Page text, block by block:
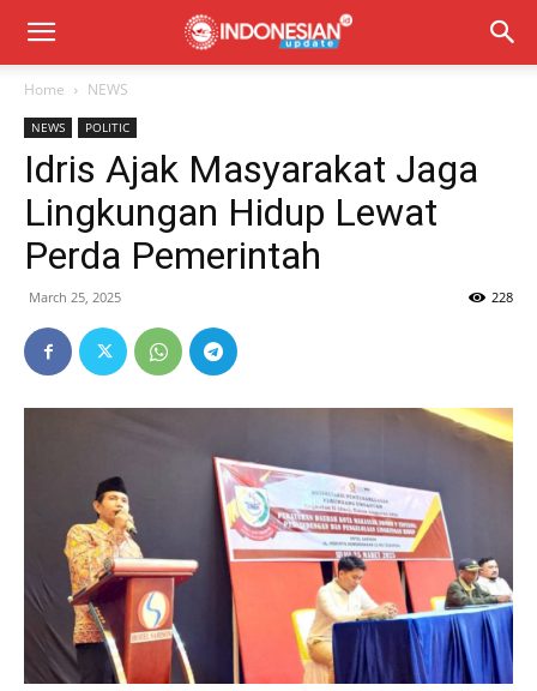
Home NEWS
NEWS POLITIC
Idris Ajak Masyarakat Jaga
Lingkungan Hidup Lewat
Perda Pemerintah
March 25, 2025 228